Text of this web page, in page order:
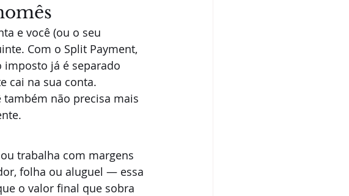
e você (ou o seu
Com o Split Payment,
já é separado
cai na sua conta.
não precisa mais
trabalha com margens
folha ou aluguel — essa
o valor final que sobra